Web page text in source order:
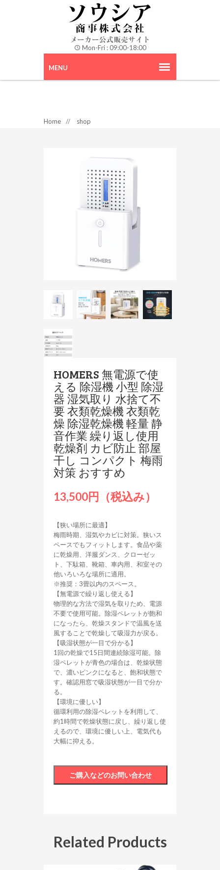
Mon-Fri : 09:00-18:00
Home // shop
HOMERS 無電源で使
える 除湿機 小型 除湿
器 湿気取り 水捨て不
要 衣類乾燥機 衣類乾
燥 除湿乾燥機 軽量 静
音作業 繰り返し使用
乾燥剤 カビ防止 部屋
干し コンパクト 梅雨
対策 おすすめ
13,500円（税込み）
【狭い場所に最適】
梅雨時期、湿気やカビに対策。狭いス
ペースでもフィットします。食品や薬
に乾燥用、洋服ダンス、クローゼッ
ト、下駄箱、靴箱、車内用、和室その
他いろいろな場所に適用。
※推奨：3畳以内のスペース。
【無電源で繰り返し使える】
物理的な方法で湿気を取りため、電源
不要で使用可能。除湿ペレットが飽和
になったら、乾燥スタンドで温風を送
風することで乾燥して吸湿力が戻る。
【吸湿状態が一目で分かる】
1回の乾燥で15日間連続除湿可能。除
湿ペレットが青色の場合は、乾燥状態
で、濃いピンクになると、飽和状態で
す。確認用窓で吸湿状態が一目で分か
る。
【環境に優しい】
循環利用の除湿ペレットを利用して、
約1時間で乾燥状態に戻し、繰り返し使
えるので、環境に優しい上、電気代も
大幅に抑える。
Related Products